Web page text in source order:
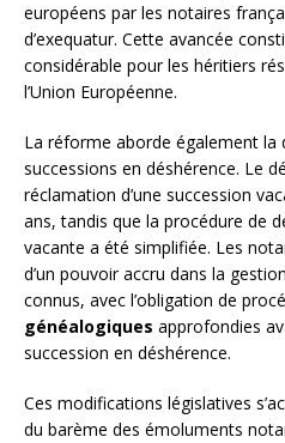
européens par les notaires
d’exequatur. Cette avancée
considérable pour les héritiers
l’Union Européenne.
La réforme aborde également la
successions en déshérence. Le
réclamation d’une succession
ans, tandis que la procédure de
vacante a été simplifiée. Les
d’un pouvoir accru dans la
connus, avec l’obligation de
généalogiques approfondies
succession en déshérence.
Ces modifications législatives
du barème des émoluments